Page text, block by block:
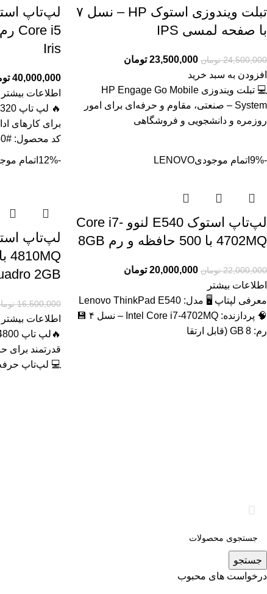
تبلت ویندوزی استوک HP – نسل ۷
با صفحه لمسی IPS
24,500,000 تومان 23,500,000 تومان
افزودن به سبد خرید
💻 تبلت ویندوزی HP Engage Go Mobile
System – صنعتی، مقاوم و حرفه‌ای برای امور
روزمره و دانشجویی و فروشگاهی
Iris
40,000,000
اطلاعات بیشتر
برای کارهای
کد محصول: #41050 بررسی
-9% اتمام موجودیLENOVO
لپ‌تاپ استوک E540 لنوو Core i7-
4702MQ با 500 حافظه و رم 8GB
22,000,000 تومان 20,000,000 تومان
اطلاعات بیشتر
معرفی لپتاپ 🖥️ مدل: Lenovo ThinkPad E540
🧠 پردازنده: Intel Core i7‑4702MQ – نسل ۴ 💾
رم: 8 GB (قابل ارتقا
-12% اتمام
2GB
16,500,000
اطلاعات بیشتر
💻 لپ‌تاپ
جستجو
درخواست های محبوب